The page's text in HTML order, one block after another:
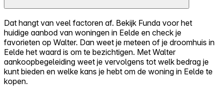
Dat hangt van veel factoren af. Bekijk Funda voor het
huidige aanbod van woningen in Eelde en check je
favorieten op Walter. Dan weet je meteen of je droomhuis in
Eelde het waard is om te bezichtigen. Met Walter
aankoopbegeleiding weet je vervolgens tot welk bedrag je
kunt bieden en welke kans je hebt om de woning in Eelde te
kopen.